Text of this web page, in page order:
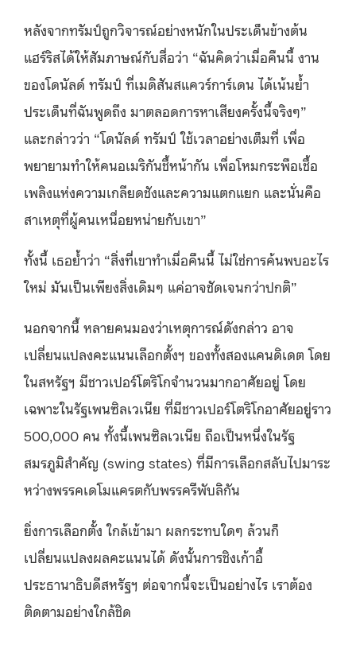
หลังจากทรัมป์ถูกวิจารณ์อย่างหนักในประเด็นข้างต้น
แฮร์ริสได้ให้สัมภาษณ์กับสื่อว่า “ฉันคิดว่าเมื่อคืนนี้ งาน
ของโดนัลด์ ทรัมป์ ที่เมดิสันสแควร์การ์เดน ได้เน้นย้ำ
ประเด็นที่ฉันพูดถึง มาตลอดการหาเสียงครั้งนี้จริงๆ”
และกล่าวว่า “โดนัลด์ ทรัมป์ ใช้เวลาอย่างเต็มที่ เพื่อ
พยายามทำให้คนอเมริกันชี้หน้ากัน เพื่อโหมกระพือเชื้อ
เพลิงแห่งความเกลียดชังและความแตกแยก และนั่นคือ
สาเหตุที่ผู้คนเหนื่อยหน่ายกับเขา”
ทั้งนี้ เธอย้ำว่า “สิ่งที่เขาทำเมื่อคืนนี้ ไม่ใช่การค้นพบอะไร
ใหม่ มันเป็นเพียงสิ่งเดิมๆ แค่อาจชัดเจนกว่าปกติ”
นอกจากนี้ หลายคนมองว่าเหตุการณ์ดังกล่าว อาจ
เปลี่ยนแปลงคะแนนเลือกตั้งฯ ของทั้งสองแคนดิเดต โดย
ในสหรัฐฯ มีชาวเปอร์โตริโกจำนวนมากอาศัยอยู่ โดย
เฉพาะในรัฐเพนซิลเวเนีย ที่มีชาวเปอร์โตริโกอาศัยอยู่ราว
500,000 คน ทั้งนี้เพนซิลเวเนีย ถือเป็นหนึ่งในรัฐ
สมรภูมิสำคัญ (swing states) ที่มีการเลือกสลับไปมาระ
หว่างพรรคเดโมแครตกับพรรครีพับลิกัน
ยิ่งการเลือกตั้ง ใกล้เข้ามา ผลกระทบใดๆ ล้วนก็
เปลี่ยนแปลงผลคะแนนได้ ดังนั้นการชิงเก้าอี้
ประธานาธิบดีสหรัฐฯ ต่อจากนี้จะเป็นอย่างไร เราต้อง
ติดตามอย่างใกล้ชิด